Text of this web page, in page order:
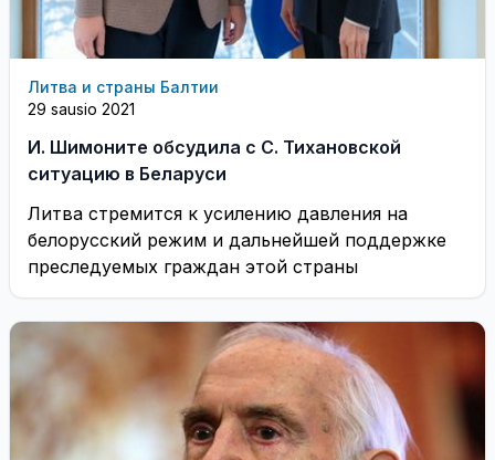
Литва и страны Балтии
29 sausio 2021
И. Шимоните обсудила с С. Тихановской
ситуацию в Беларуси
Литва стремится к усилению давления на
белорусский режим и дальнейшей поддержке
преследуемых граждан этой страны